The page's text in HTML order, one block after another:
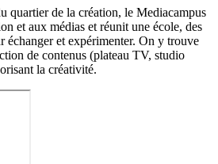
quartier de la création, le Mediacampus
et aux médias et réunit une école, des
échanger et expérimenter. On y trouve
de contenus (plateau TV, studio
la créativité.